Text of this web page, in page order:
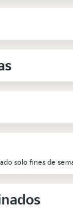
solo fines de